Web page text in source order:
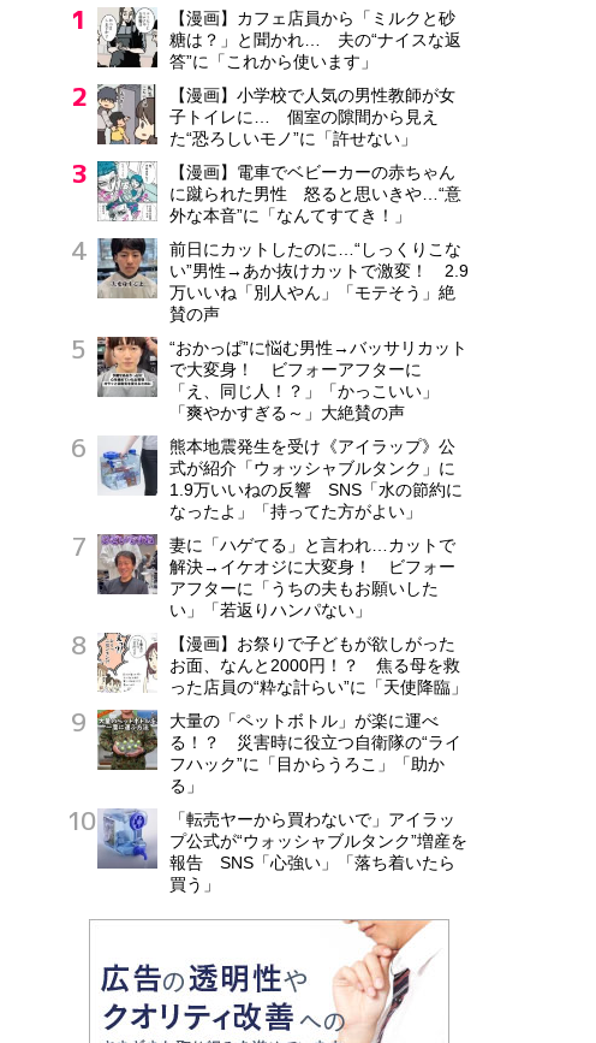
【漫画】カフェ店員から「ミルクと砂
糖は？」と聞かれ… 夫の“ナイスな返
答”に「これから使います」
【漫画】小学校で人気の男性教師が女
子トイレに… 個室の隙間から見え
た“恐ろしいモノ”に「許せない」
【漫画】電車でベビーカーの赤ちゃん
に蹴られた男性 怒ると思いきや…“意
外な本音”に「なんてすてき！」
前日にカットしたのに…“しっくりこな
い”男性→あか抜けカットで激変！ 2.9
万いいね「別人やん」「モテそう」絶
賛の声
“おかっぱ”に悩む男性→バッサリカット
で大変身！ ビフォーアフターに
「え、同じ人！？」「かっこいい」
「爽やかすぎる～」大絶賛の声
熊本地震発生を受け《アイラップ》公
式が紹介「ウォッシャブルタンク」に
1.9万いいねの反響 SNS「水の節約に
なったよ」「持ってた方がよい」
妻に「ハゲてる」と言われ…カットで
解決→イケオジに大変身！ ビフォー
アフターに「うちの夫もお願いした
い」「若返りハンパない」
【漫画】お祭りで子どもが欲しがった
お面、なんと2000円！？ 焦る母を救
った店員の“粋な計らい”に「天使降臨」
大量の「ペットボトル」が楽に運べ
る！？ 災害時に役立つ自衛隊の“ライ
フハック”に「目からうろこ」「助か
る」
「転売ヤーから買わないで」アイラッ
プ公式が“ウォッシャブルタンク”増産を
報告 SNS「心強い」「落ち着いたら
買う」